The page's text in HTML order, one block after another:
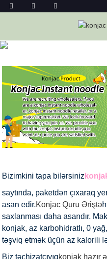
KONJAC
Bizimkini tapa bilərsiniz
saytında, paketdən çıxaraq
asan edir.Konjac Quru Əriştə
saxlanması daha asandır.
konjak, az karbohidratlı, 0
təşviq etmək üçün az kalorili
Biz təchizatçıyıqkonjak hazır